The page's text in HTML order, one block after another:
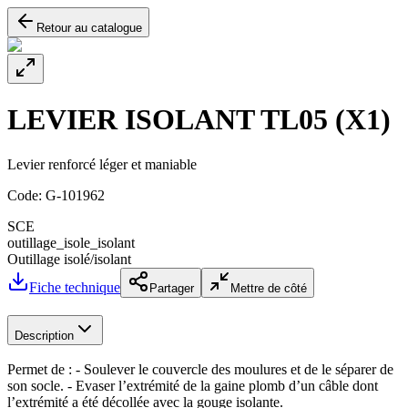
Retour au catalogue
LEVIER ISOLANT TL05 (X1)
Levier renforcé léger et maniable
Code: G-101962
SCE
outillage_isole_isolant
Outillage isolé/isolant
Fiche technique
Partager Mettre de côté
Description
Permet de : - Soulever le couvercle des moulures et de le séparer de
son socle. - Evaser l’extrémité de la gaine plomb d’un câble dont
l’extrémité a été décollée avec la gouge isolante.